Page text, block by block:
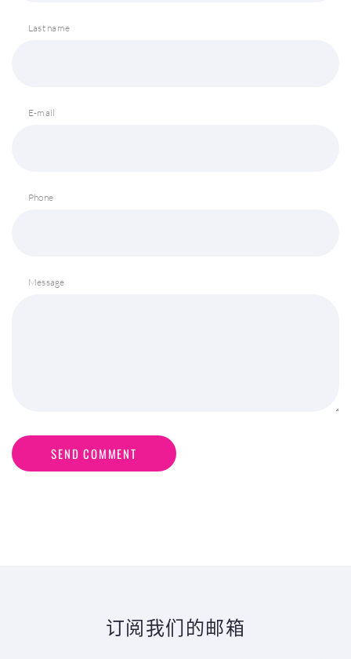
Last name
E-mail
Phone
Message
SEND COMMENT
订阅我们的邮箱